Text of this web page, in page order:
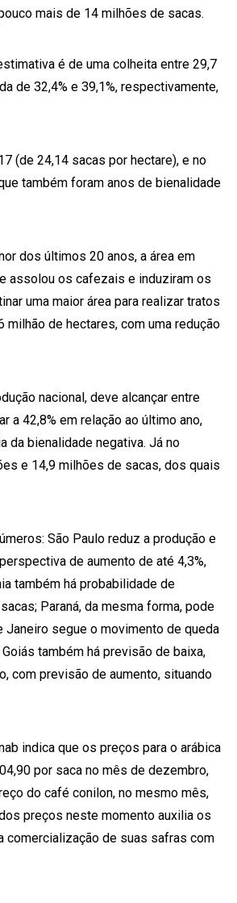
mais de 14 milhões de sacas.
é de uma colheita entre 29,7
de 32,4% e 39,1%, respectivamente,
(de 24,14 sacas por hectare), e no
também foram anos de bienalidade
dos últimos 20 anos, a área em
assolou os cafezais e induziram os
uma maior área para realizar tratos
de hectares, com uma redução
nacional, deve alcançar entre
a 42,8% em relação ao último ano,
da bienalidade negativa. Já no
e 14,9 milhões de sacas, dos quais
São Paulo reduz a produção e
de aumento de até 4,3%,
também há probabilidade de
Paraná, da mesma forma, pode
Janeiro segue o movimento de queda
também há previsão de baixa,
com previsão de aumento, situando
indica que os preços para o arábica
por saca no mês de dezembro,
do café conilon, no mesmo mês,
preços neste momento auxilia os
comercialização de suas safras com